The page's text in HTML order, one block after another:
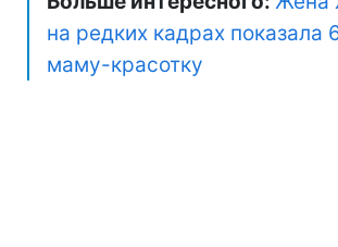
на редких кадрах
маму-красотку